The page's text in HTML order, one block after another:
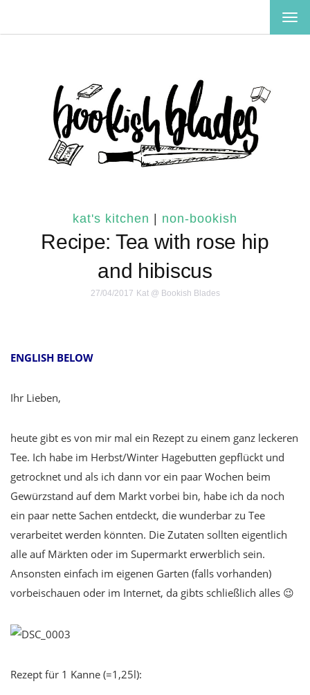
kat's kitchen non-bookish
Recipe: Tea with rose hip
and hibiscus
27/04/2017 Kat @ Bookish Blades
ENGLISH BELOW
Ihr Lieben,
heute gibt es von mir mal ein Rezept zu einem ganz leckeren
Tee. Ich habe im Herbst/Winter Hagebutten gepflückt und
getrocknet und als ich dann vor ein paar Wochen beim
Gewürzstand auf dem Markt vorbei bin, habe ich da noch
ein paar nette Sachen entdeckt, die wunderbar zu Tee
verarbeitet werden könnten. Die Zutaten sollten eigentlich
alle auf Märkten oder im Supermarkt erwerblich sein.
Ansonsten einfach im eigenen Garten (falls vorhanden)
vorbeischauen oder im Internet, da gibts schließlich alles 😉
Rezept für 1 Kanne (=1,25l):